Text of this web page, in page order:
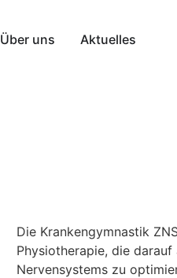
Über uns
Aktuelles
Die Krankengymnastik
Physiotherapie, die
Nervensystems zu